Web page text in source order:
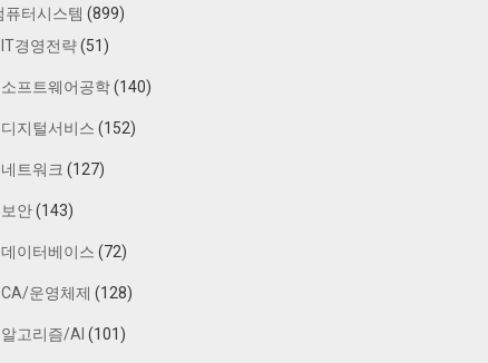
퓨터시스템 (899)
IT경영전략(51)
소프트웨어공학(140)
디지털서비스 (152)
네트워크 (127)
보안(143)
데이터베이스 (72)
CA/운영체제 (128)
알고리즘/AI (101)